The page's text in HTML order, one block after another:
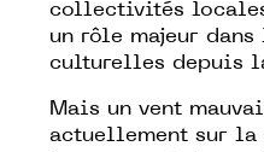
collectivités
un rôle majeur
culturelles depuis
Mais un vent
actuellement sur la